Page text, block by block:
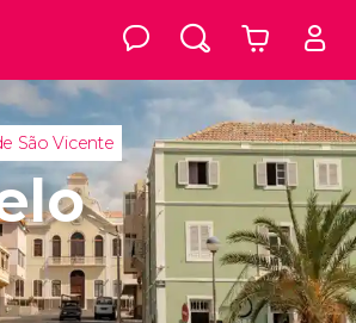
São Vicente